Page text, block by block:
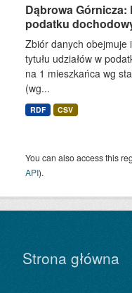
Dąbrowa Górnicza:
podatku
Zbiór danych obejmuje
tytułu udziałów w
na 1 mieszkańca wg
(wg...
RDF CSV
You can also access this
API).
Strona główna